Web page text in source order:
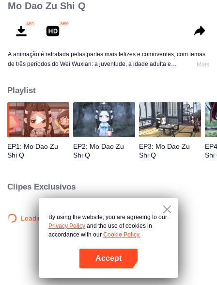
Abra o programa
Mo Dao Zu Shi Q
A animação é retratada pelas partes mais felizes e comoventes, com temas
de três períodos do Wei Wuxian: a juventude, a idade adulta e
Mais
Playlist
EP1: Mo Dao Zu
Shi Q
EP2: Mo Dao Zu
Shi Q
EP3: Mo Dao Zu
Shi Q
Shi
Clipes Exclusivos
Loading…By using the website, you are agreeing to our
Privacy Policy and the use of cookies in
accordance with our Cookie Policy.
Accept